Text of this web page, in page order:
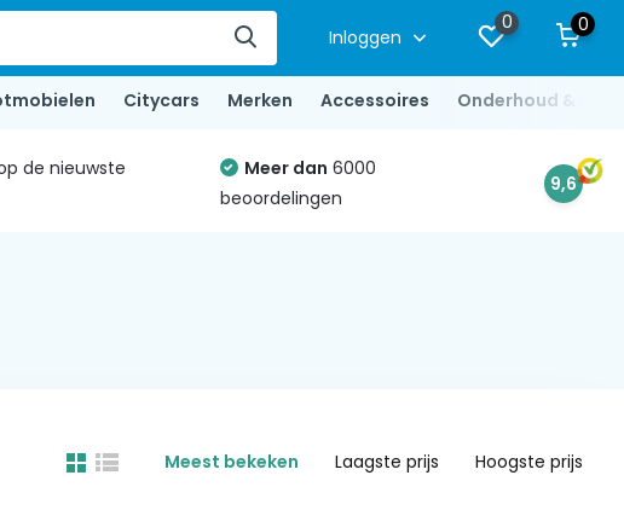
Inloggen
0 0
Citycars Merken Accessoires Onderhoud &
de nieuwste
Meer dan 6000
beoordelingen
9,6
Meest bekeken Laagste prijs Hoogste prijs